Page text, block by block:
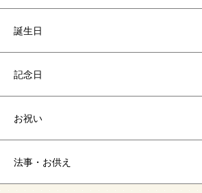
誕生日
記念日
お祝い
法事・お供え